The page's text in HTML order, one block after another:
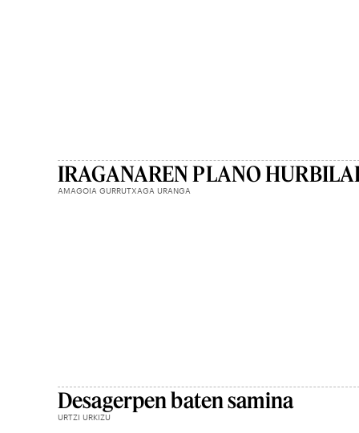
IRAGANAREN PLANO
AMAGOIA GURRUTXAGA URANGA
Desagerpen baten samina
URTZI URKIZU